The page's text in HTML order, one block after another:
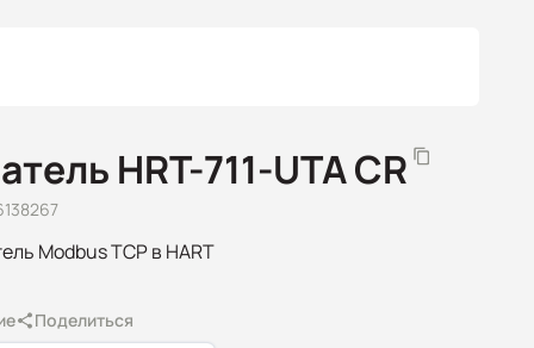
HRT-711-UTA CR
Modbus TCP в HART
Поделиться